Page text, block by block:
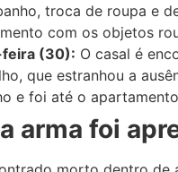
troca de roupa e
com os objetos
(30): O casal é
que estranhou a
e foi até o
arma foi